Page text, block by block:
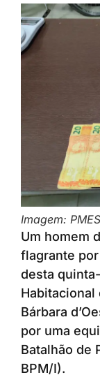
Imagem:
Um homem
flagrante
desta
Habitacional
Bárbara
por uma
Batalhão de
BPM/I).